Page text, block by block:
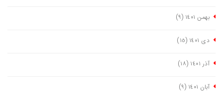
بهمن ١٤٠١ (٩)
دی ١٤٠١ (١٥)
آذر ١٤٠١ (١٨)
آبان ١٤٠١ (٩)